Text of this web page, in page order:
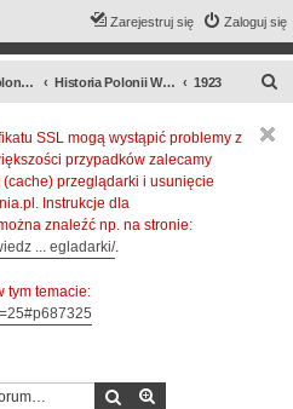
Zaloguj się
Zarejestruj się
Forum kibiców Polonii Warszawa Historia Polonii Warszawa 1923
SSL mogą wystąpić problemy z
przypadków zalecamy
przeglądarki i usunięcie
Instrukcje dla
znaleźć np. na stronie:
... egladarki/.
tym temacie:
Szukaj